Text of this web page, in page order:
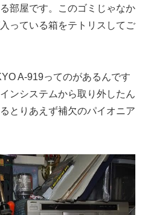
部屋です。このゴミじゃなか
っている箱をテトリスしてご
A-919ってのがあるんです
ンシステムから取り外したん
とりあえず補欠のパイオニア